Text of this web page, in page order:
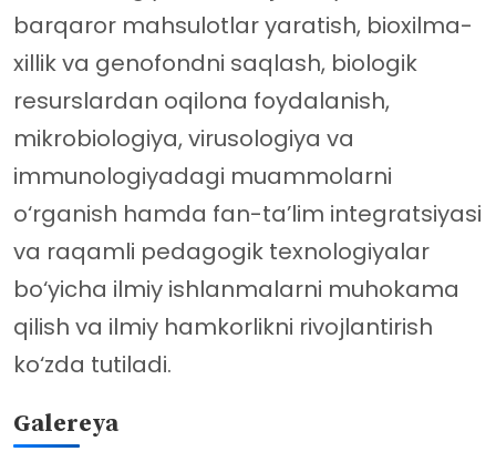
barqaror mahsulotlar yaratish, bioxilma-
xillik va genofondni saqlash, biologik
resurslardan oqilona foydalanish,
mikrobiologiya, virusologiya va
immunologiyadagi muammolarni
o‘rganish hamda fan-ta’lim integratsiyasi
va raqamli pedagogik texnologiyalar
bo‘yicha ilmiy ishlanmalarni muhokama
qilish va ilmiy hamkorlikni rivojlantirish
ko‘zda tutiladi.
Galereya